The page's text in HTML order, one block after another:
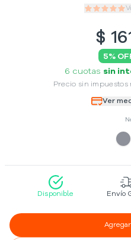
$
5%
6 cuotas sin
Precio sin impuestos
Ver
Disponible Envío